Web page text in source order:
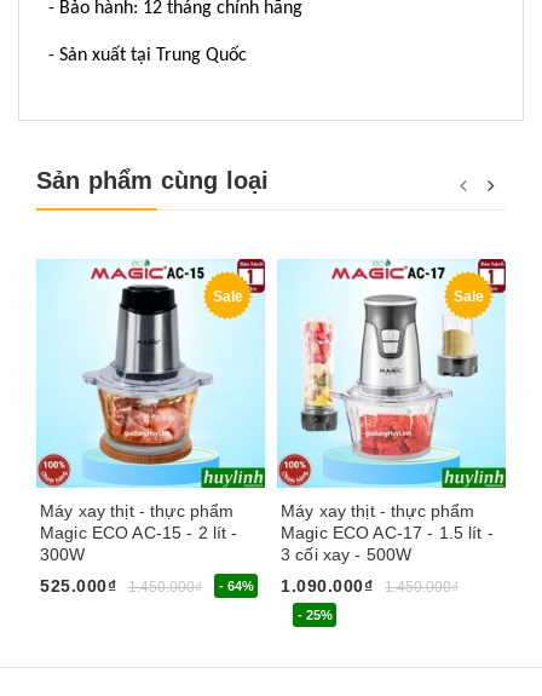
- Bảo hành: 12 tháng chính hãng
- Sản xuất tại Trung Quốc
Sản phẩm cùng loại
Sale
Máy xay thịt - thực phẩm
Magic ECO AC-15 - 2 lít -
300W
525.000₫
1.450.000₫ - 64%
Sale
Máy xay thịt - thực phẩm
Magic ECO AC-17 - 1.5 lít -
3 cối xay - 500W
1.090.000₫
1.450.000₫
- 25%